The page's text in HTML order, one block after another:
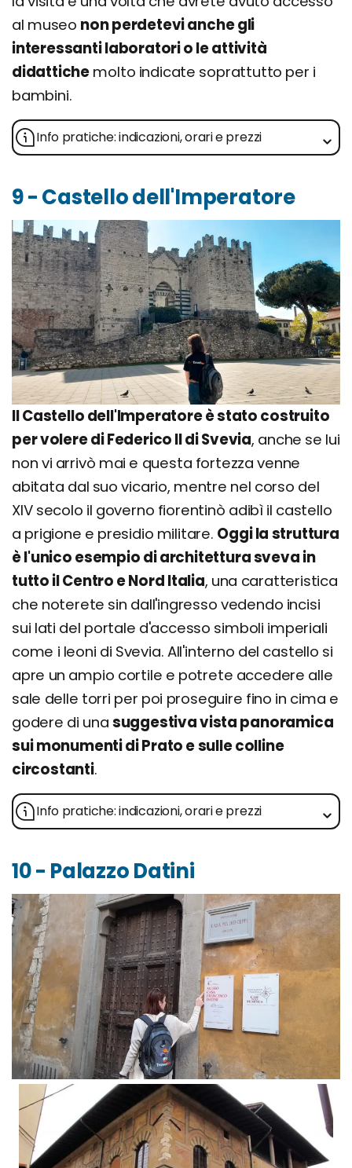
al museo non perdetevi anche gli
interessanti laboratori o le attività
didattiche molto indicate soprattutto per i
bambini.
Info pratiche: indicazioni, orari e prezzi
9 - Castello dell'Imperatore
Il Castello dell'Imperatore è stato costruito
per volere di Federico II di Svevia, anche se lui
non vi arrivò mai e questa fortezza venne
abitata dal suo vicario, mentre nel corso del
XIV secolo il governo fiorentinò adibì il castello
a prigione e presidio militare. Oggi la struttura
è l'unico esempio di architettura sveva in
tutto il Centro e Nord Italia, una caratteristica
che noterete sin dall'ingresso vedendo incisi
sui lati del portale d'accesso simboli imperiali
come i leoni di Svevia. All'interno del castello si
apre un ampio cortile e potrete accedere alle
sale delle torri per poi proseguire fino in cima e
godere di una suggestiva vista panoramica
sui monumenti di Prato e sulle colline
circostanti.
Info pratiche: indicazioni, orari e prezzi
10 - Palazzo Datini